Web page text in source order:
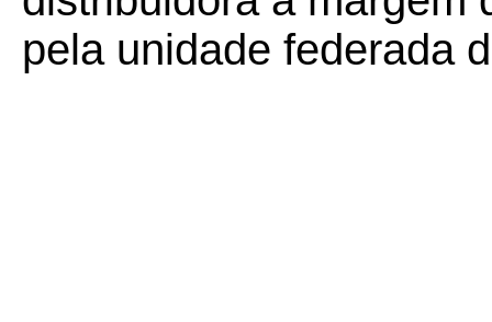
pela unidade federada